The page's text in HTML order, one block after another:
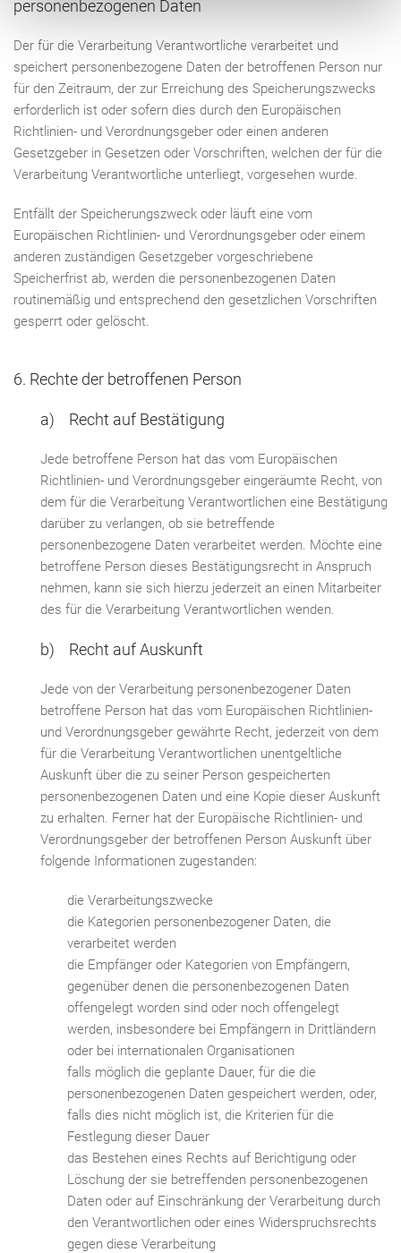
personenbezogenen Daten
Der für die Verarbeitung Verantwortliche verarbeitet und
speichert personenbezogene Daten der betroffenen Person nur
für den Zeitraum, der zur Erreichung des Speicherungszwecks
erforderlich ist oder sofern dies durch den Europäischen
Richtlinien- und Verordnungsgeber oder einen anderen
Gesetzgeber in Gesetzen oder Vorschriften, welchen der für die
Verarbeitung Verantwortliche unterliegt, vorgesehen wurde.
Entfällt der Speicherungszweck oder läuft eine vom
Europäischen Richtlinien- und Verordnungsgeber oder einem
anderen zuständigen Gesetzgeber vorgeschriebene
Speicherfrist ab, werden die personenbezogenen Daten
routinemäßig und entsprechend den gesetzlichen Vorschriften
gesperrt oder gelöscht.
6. Rechte der betroffenen Person
a) Recht auf Bestätigung
Jede betroffene Person hat das vom Europäischen
Richtlinien- und Verordnungsgeber eingeräumte Recht, von
dem für die Verarbeitung Verantwortlichen eine Bestätigung
darüber zu verlangen, ob sie betreffende
personenbezogene Daten verarbeitet werden. Möchte eine
betroffene Person dieses Bestätigungsrecht in Anspruch
nehmen, kann sie sich hierzu jederzeit an einen Mitarbeiter
des für die Verarbeitung Verantwortlichen wenden.
b) Recht auf Auskunft
Jede von der Verarbeitung personenbezogener Daten
betroffene Person hat das vom Europäischen Richtlinien-
und Verordnungsgeber gewährte Recht, jederzeit von dem
für die Verarbeitung Verantwortlichen unentgeltliche
Auskunft über die zu seiner Person gespeicherten
personenbezogenen Daten und eine Kopie dieser Auskunft
zu erhalten. Ferner hat der Europäische Richtlinien- und
Verordnungsgeber der betroffenen Person Auskunft über
folgende Informationen zugestanden:
die Verarbeitungszwecke
die Kategorien personenbezogener Daten, die
verarbeitet werden
die Empfänger oder Kategorien von Empfängern,
gegenüber denen die personenbezogenen Daten
offengelegt worden sind oder noch offengelegt
werden, insbesondere bei Empfängern in Drittländern
oder bei internationalen Organisationen
falls möglich die geplante Dauer, für die die
personenbezogenen Daten gespeichert werden, oder,
falls dies nicht möglich ist, die Kriterien für die
Festlegung dieser Dauer
das Bestehen eines Rechts auf Berichtigung oder
Löschung der sie betreffenden personenbezogenen
Daten oder auf Einschränkung der Verarbeitung durch
den Verantwortlichen oder eines Widerspruchsrechts
gegen diese Verarbeitung